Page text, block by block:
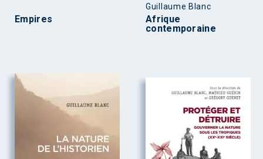
Empires
Guillaume Blanc
Afrique
contemporaine